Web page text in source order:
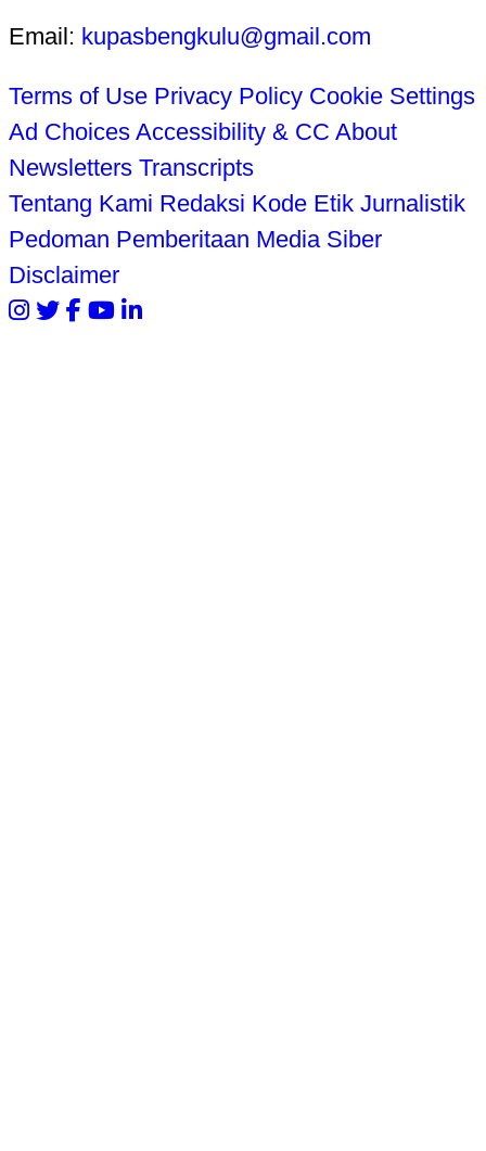
Email: kupasbengkulu@gmail.com
Terms of Use Privacy Policy Cookie Settings
Ad Choices Accessibility & CC About
Newsletters Transcripts
Tentang Kami Redaksi Kode Etik Jurnalistik
Pedoman Pemberitaan Media Siber
Disclaimer